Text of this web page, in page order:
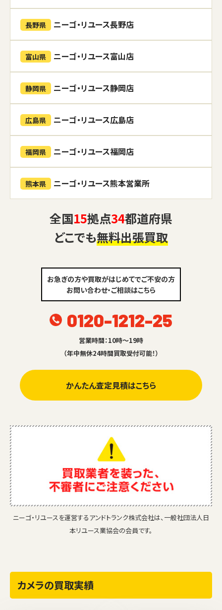
長野県 ニーゴ・リユース長野店
富山県 ニーゴ・リユース富山店
静岡県 ニーゴ・リユース静岡店
広島県 ニーゴ・リユース広島店
福岡県 ニーゴ・リユース福岡店
熊本県 ニーゴ・リユース熊本営業所
全国15拠点34都道府県
どこでも無料出張買取
お急ぎの方や買取がはじめてでご不安の方
お問い合わせ・ご相談はこちら
0120-1212-25
営業時間：10時～19時
（年中無休24時間買取受付可能！）
かんたん査定見積はこちら
ニーゴ・リユースを運営するアンドトランク株式会社は、一般社団法人日
本リユース業協会の会員です。
カメラの買取実績